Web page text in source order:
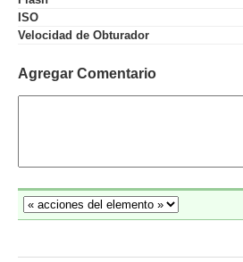
ISO
Velocidad de Obturador
Agregar Comentario